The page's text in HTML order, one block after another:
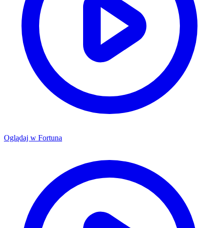
Oglądaj w Fortuna